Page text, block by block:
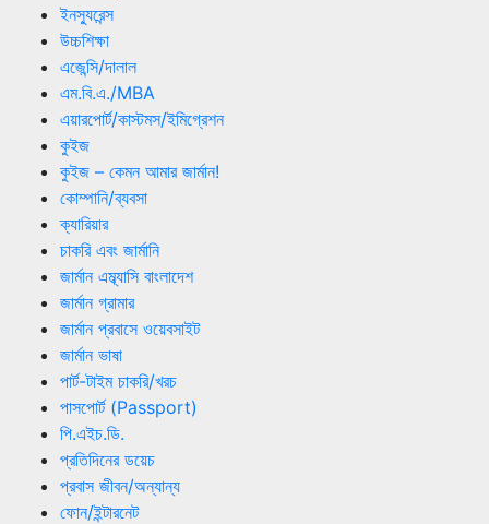
ইনস্যুরেন্স
উচ্চশিক্ষা
এজেন্সি/দালাল
এম.বি.এ./MBA
এয়ারপোর্ট/কাস্টমস/ইমিগ্রেশন
কুইজ
কুইজ – কেমন আমার জার্মান!
কোম্পানি/ব্যবসা
ক্যারিয়ার
চাকরি এবং জার্মানি
জার্মান এম্ব্যাসি বাংলাদেশ
জার্মান গ্রামার
জার্মান প্রবাসে ওয়েবসাইট
জার্মান ভাষা
পার্ট-টাইম চাকরি/খরচ
পাসপোর্ট (Passport)
পি.এইচ.ডি.
প্রতিদিনের ডয়েচ
প্রবাস জীবন/অন্যান্য
ফোন/ইন্টারনেট